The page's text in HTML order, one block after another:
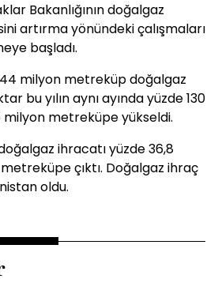
Bakanlığının doğalgaz
artırma yönündeki çalışmaları
başladı.
milyon metreküp doğalgaz
bu yılın aynı ayında yüzde 130
metreküpe yükseldi.
ihracatı yüzde 36,8
çıktı. Doğalgaz ihraç
oldu.